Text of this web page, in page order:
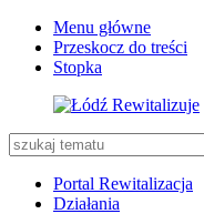
Menu główne
Przeskocz do treści
Stopka
Portal Rewitalizacja
Działania